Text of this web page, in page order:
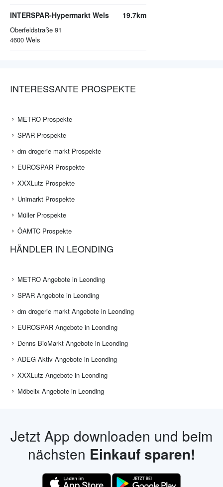
INTERSPAR-Hypermarkt Wels
Oberfeldstraße 91
4600 Wels
19.7km
INTERESSANTE PROSPEKTE
METRO Prospekte
SPAR Prospekte
dm drogerie markt Prospekte
EUROSPAR Prospekte
XXXLutz Prospekte
Unimarkt Prospekte
Müller Prospekte
ÖAMTC Prospekte
HÄNDLER IN LEONDING
METRO Angebote in Leonding
SPAR Angebote in Leonding
dm drogerie markt Angebote in Leonding
EUROSPAR Angebote in Leonding
Denns BioMarkt Angebote in Leonding
ADEG Aktiv Angebote in Leonding
XXXLutz Angebote in Leonding
Möbelix Angebote in Leonding
Jetzt App downloaden und beim
nächsten Einkauf sparen!